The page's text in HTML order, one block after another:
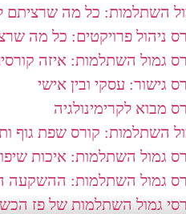
השתלמות: כל מה שרציתם
ניהול פרויקטים: כל מה
גמול השתלמות: איזה
גישור: עסקי ובין אישי
מבוא לקרימינולגיה
השתלמות: קורס שפת גוף
גמול השתלמות: איכות
גמול השתלמות: ההשקעה
גמול השתלמות של פז